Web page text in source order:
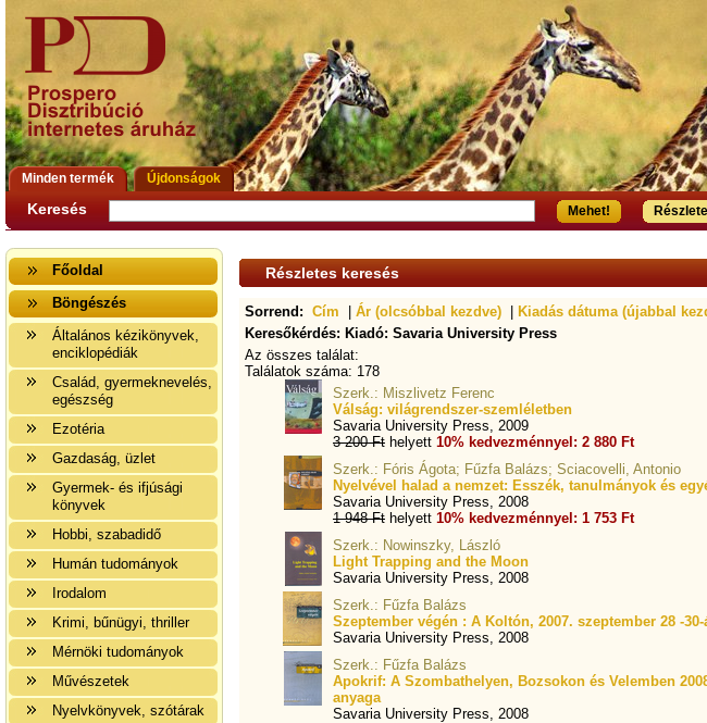
Minden termék Újdonságok
Keresés Mehet!
Főoldal
Böngészés
Általános kézikönyvek,
enciklopédiák
Család, gyermeknevelés,
egészség
Ezotéria
Gazdaság, üzlet
Gyermek- és ifjúsági
könyvek
Hobbi, szabadidő
Humán tudományok
Irodalom
Krimi, bűnügyi, thriller
Mérnöki tudományok
Művészetek
Nyelvkönyvek, szótárak
Részletes keresés
Sorrend: Cím Ár (olcsóbbal kezdve) Kiadás dátuma (újabbal
Keresőkérdés: Kiadó: Savaria University Press
Az összes találat:
Találatok száma: 178
Szerk.: Miszlivetz Ferenc
Válság: világrendszer-szemléletben
Savaria University Press, 2009
3 200 Ft helyett 10% kedvezménnyel: 2 880 Ft
Szerk.: Fóris Ágota; Fűzfa Balázs; Sciacovelli, Antonio
Nyelvével halad a nemzet: Esszék, tanulmányok és
Savaria University Press, 2008
1 948 Ft helyett 10% kedvezménnyel: 1 753 Ft
Szerk.: Nowinszky, László
Light Trapping and the Moon
Savaria University Press, 2008
Szerk.: Fűzfa Balázs
Szeptember végén : A Koltón, 2007. szeptember 28 -
Savaria University Press, 2008
Szerk.: Fűzfa Balázs
Apokrif: A Szombathelyen, Bozsokon és Velemben
anyaga
Savaria University Press, 2008